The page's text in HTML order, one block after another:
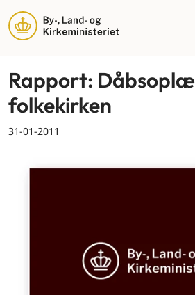
Rapport:
folkekirken
31-01-2011